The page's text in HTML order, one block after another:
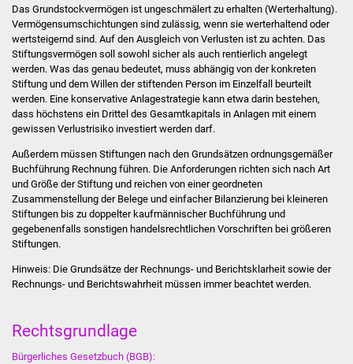
Stadtverwaltung
Ansprechpartner
Behördenwegweiser
Stellenangebote
Kontakt
Veröffentlichungen
FNP / Bebauungspläne
Das Grundstockvermögen ist ungeschmälert zu erhalten (Werterhaltung).
Vermögensumschichtungen sind zulässig, wenn sie werterhaltend oder
wertsteigernd sind. Auf den Ausgleich von Verlusten ist zu achten. Das
Stiftungsvermögen soll sowohl sicher als auch rentierlich angelegt
werden. Was das genau bedeutet, muss abhängig von der konkreten
Stiftung und dem Willen der stiftenden Person im Einzelfall beurteilt
werden. Eine konservative Anlagestrategie kann etwa darin bestehen,
dass höchstens ein Drittel des Gesamtkapitals in Anlagen mit einem
gewissen Verlustrisiko investiert werden darf.
Außerdem müssen Stiftungen nach den Grundsätzen ordnungsgemäßer
Buchführung Rechnung führen. Die Anforderungen richten sich nach Art
und Größe der Stiftung und reichen von einer geordneten
Zusammenstellung der Belege und einfacher Bilanzierung bei kleineren
Stiftungen bis zu doppelter kaufmännischer Buchführung und
gegebenenfalls sonstigen handelsrechtlichen Vorschriften bei größeren
Stiftungen.
Hinweis: Die Grundsätze der Rechnungs- und Berichtsklarheit sowie der
Rechnungs- und Berichtswahrheit müssen immer beachtet werden.
Rechtsgrundlage
Bürgerliches Gesetzbuch (BGB):